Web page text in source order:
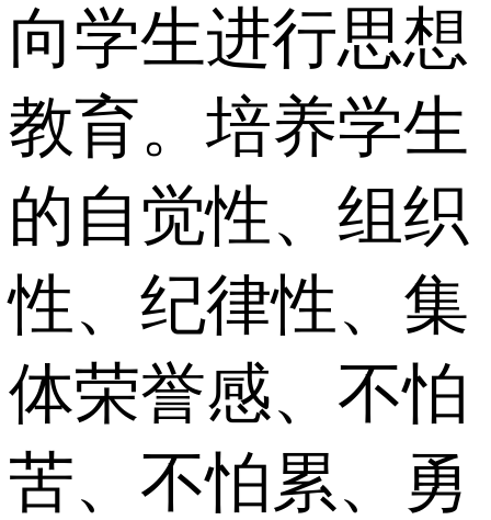
向学生进行思想
教育。培养学生
的自觉性、组织
性、纪律性、集
体荣誉感、不怕
苦、不怕累、勇